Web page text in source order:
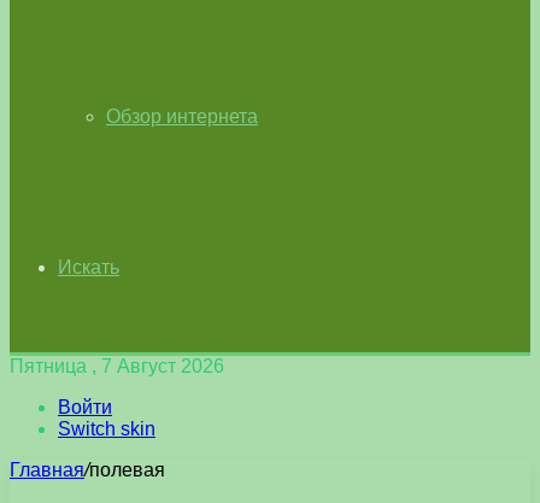
Обзор интернета
Искать
Пятница , 7 Август 2026
Войти
Switch skin
Главная/полевая